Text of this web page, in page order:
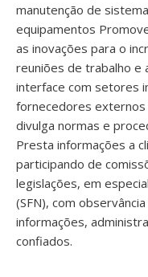
manutenção de
equipamentos
as inovações para o
reuniões de trabalho e
interface com setores
fornecedores
divulga normas e
Presta informações a
participando de
legislações, em
(SFN), com
informações,
confiados.